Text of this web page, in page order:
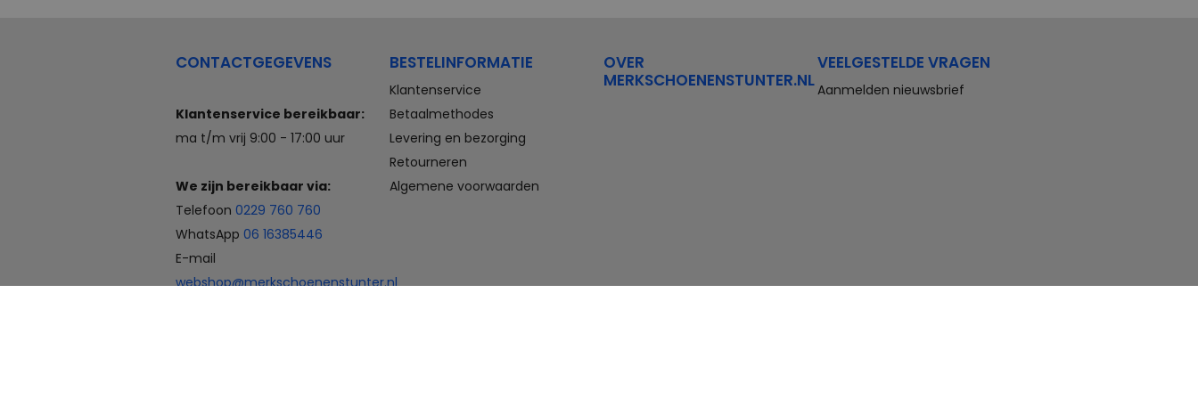
Compleet aanbod outlet
Veterschoenen, sneakers,
slippers, sandalen, instappers,
heren. En laarzen, enkellaarzen,
van Merkschoenenstunter.
CONTACTGEGEVENS
Klantenservice bereikbaar:
ma t/m vrij 9:00 - 17:00 uur
We zijn bereikbaar via:
Telefoon 0229 760 760
WhatsApp 06 16385446
E-mail
webshop@merkschoenenstunter.nl
BESTELINFORMATIE
Klantenservice
Betaalmethodes
Levering en bezorging
Retourneren
Algemene voorwaarden
OVER
MERKSCHOENENSTUNTER.NL
VEELGESTELDE VRAGEN
Aanmelden nieuwsbrief